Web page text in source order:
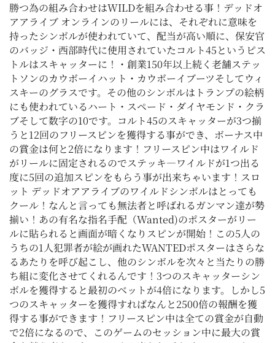
勝つ為の組み合わせはWILDを組み合わせる事！デッドオ
アアライブ オンラインのリールには、それぞれに意味を
持ったシンボルが使われていて、配当が高い順に、保安官
のバッジ・西部時代に使用されていたコルト45というピス
トルはスキャッターに！・創業150年以上続く老舗ステッ
トソンのカウボーイハット・カウボーイブーツそしてウィ
スキーのグラスです。その他のシンボルはトランプの絵柄
にも使われているハート・スペード・ダイヤモンド・クラ
ブそして数字の10です。コルト45のスキャッターが3つ揃
うと12回のフリースピンを獲得する事ができ、ボーナス中
の賞金は何と2倍になります！フリースピン中はワイルド
がリールに固定されるのでステッキ―ワイルドが1つ出る
度に5回の追加スピンをもらう事が出来ちゃいます！スロ
ット デッドオアアライブのワイルドシンボルはとっても
クール！なんと言っても無法者と呼ばれるガンマン達が勢
揃い！あの有名な指名手配（Wanted)のポスターがリー
ルに貼られると画面が暗くなりスピンが開始！この5人の
うちの1人犯罪者が絵が画れたWANTEDポスターはさらな
るあたりを呼び起こし、他のシンボルを次々と当たりの勝
ち組に変化させてくれるんです！3つのスキャッターシン
ボルを獲得すると最初のベットが4倍になります。しかし5
つのスキャッターを獲得すればなんと2500倍の報酬を獲
得する事ができます！フリースピン中は全ての賞金が自動
で2倍になるので、このゲームのセッション中に最大の賞